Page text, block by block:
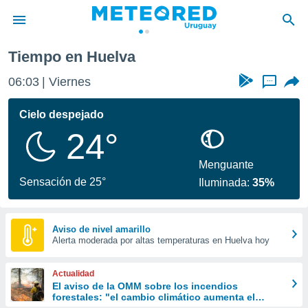
de
ha
calidad.
a este
las
y
forma
digital
basada
Tiempo en Huelva
06:03 Viernes ...
Cielo despejado
24°
Sensación de 25°
Menguante
Iluminada:35%
Aviso de nivel amarillo
Alerta moderada por altas temperaturas en Huelva hoy
Actualidad
El aviso de la OMM sobre los incendios
forestales: "el cambio climático aumenta el